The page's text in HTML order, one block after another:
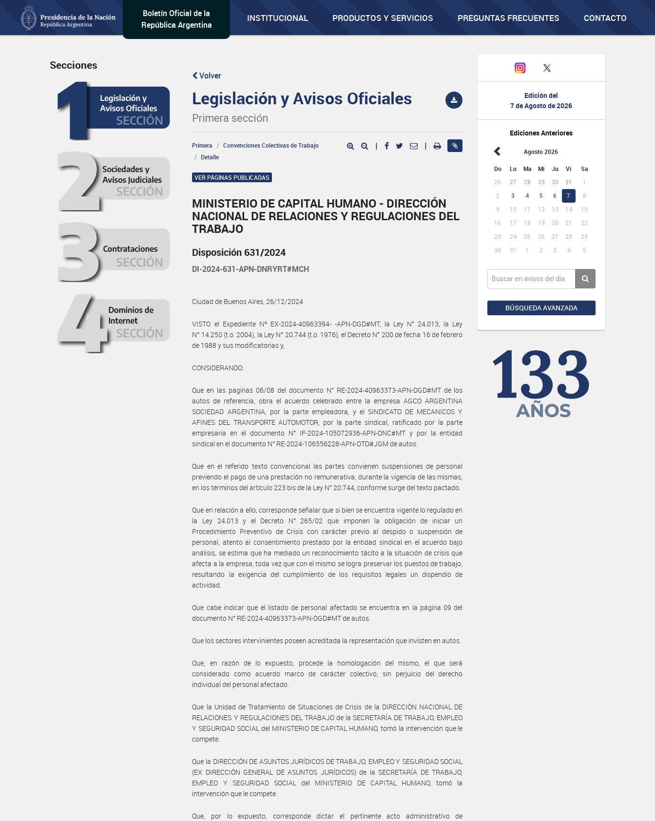
Boletín Oficial de la
República Argentina
INSTITUCIONAL PRODUCTOS Y SERVICIOS PREGUNTAS FRECUENTES CONTACTO
Edición del
7 de Agosto de 2026
Ediciones Anteriores
Agosto 2026
Do Lu Ma Mi Ju Vi Sa
26 27 28 29 30 31
1
2
3 4 5 6 7
8
9
10 11 12 13 14
15
16
17 18 19 20 21
22
23
24 25 26 27 28
29
30
31 1 2 3 4 5
BÚSQUEDA AVANZADA
Secciones
Volver
Legislación y Avisos Oficiales
Primera sección
Primera
Convenciones Colectivas de Trabajo
Detalle
| |
VER PÁGINAS PUBLICADAS
MINISTERIO DE CAPITAL HUMANO - DIRECCIÓN
NACIONAL DE RELACIONES Y REGULACIONES DEL
TRABAJO
Disposición 631/2024
DI-2024-631-APN-DNRYRT#MCH
Ciudad de Buenos Aires, 26/12/2024
VISTO el Expediente Nº EX-2024-40963394- -APN-DGD#MT, la Ley N° 24.013, la Ley
N° 14.250 (t.o. 2004), la Ley N° 20.744 (t.o. 1976), el Decreto N° 200 de fecha 16 de febrero
de 1988 y sus modificatorias y,
CONSIDERANDO:
Que en las paginas 06/08 del documento N° RE-2024-40963373-APN-DGD#MT de los
autos de referencia, obra el acuerdo celebrado entre la empresa AGCO ARGENTINA
SOCIEDAD ARGENTINA, por la parte empleadora, y el SINDICATO DE MECANICOS Y
AFINES DEL TRANSPORTE AUTOMOTOR, por la parte sindical, ratificado por la parte
empresaria en el documento N° IF-2024-105072936-APN-DNC#MT y por la entidad
sindical en el documento N° RE-2024-106556228-APN-DTD#JGM de autos.
Que en el referido texto convencional las partes convienen suspensiones de personal
previendo el pago de una prestación no remunerativa, durante la vigencia de las mismas,
en los términos del artículo 223 bis de la Ley N° 20.744, conforme surge del texto pactado.
Que en relación a ello, corresponde señalar que si bien se encuentra vigente lo regulado en
la Ley 24.013 y el Decreto N° 265/02 que imponen la obligación de iniciar un
Procedimiento Preventivo de Crisis con carácter previo al despido o suspensión de
personal, atento al consentimiento prestado por la entidad sindical en el acuerdo bajo
análisis, se estima que ha mediado un reconocimiento tácito a la situación de crisis que
afecta a la empresa, toda vez que con el mismo se logra preservar los puestos de trabajo,
resultando la exigencia del cumplimiento de los requisitos legales un dispendio de
actividad.
Que cabe indicar que el listado de personal afectado se encuentra en la página 09 del
documento N° RE-2024-40963373-APN-DGD#MT de autos.
Que los sectores intervinientes poseen acreditada la representación que invisten en autos.
Que, en razón de lo expuesto, procede la homologación del mismo, el que será
considerado como acuerdo marco de carácter colectivo, sin perjuicio del derecho
individual del personal afectado.
Que la Unidad de Tratamiento de Situaciones de Crisis de la DIRECCIÓN NACIONAL DE
RELACIONES Y REGULACIONES DEL TRABAJO de la SECRETARÍA DE TRABAJO, EMPLEO
Y SEGURIDAD SOCIAL del MINISTERIO DE CAPITAL HUMANO, tomó la intervención que le
compete.
Que la DIRECCIÓN DE ASUNTOS JURÍDICOS DE TRABAJO, EMPLEO Y SEGURIDAD SOCIAL
(EX DIRECCIÓN GENERAL DE ASUNTOS JURÍDICOS) de la SECRETARÍA DE TRABAJO,
EMPLEO Y SEGURIDAD SOCIAL del MINISTERIO DE CAPITAL HUMANO, tomó la
intervención que le compete.
Que, por lo expuesto, corresponde dictar el pertinente acto administrativo de